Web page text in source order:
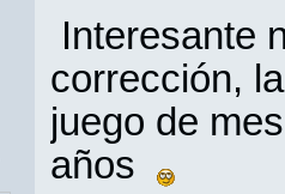
Interesante
corrección,
juego de
años